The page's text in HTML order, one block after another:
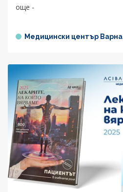
още -
Медицински център Варна